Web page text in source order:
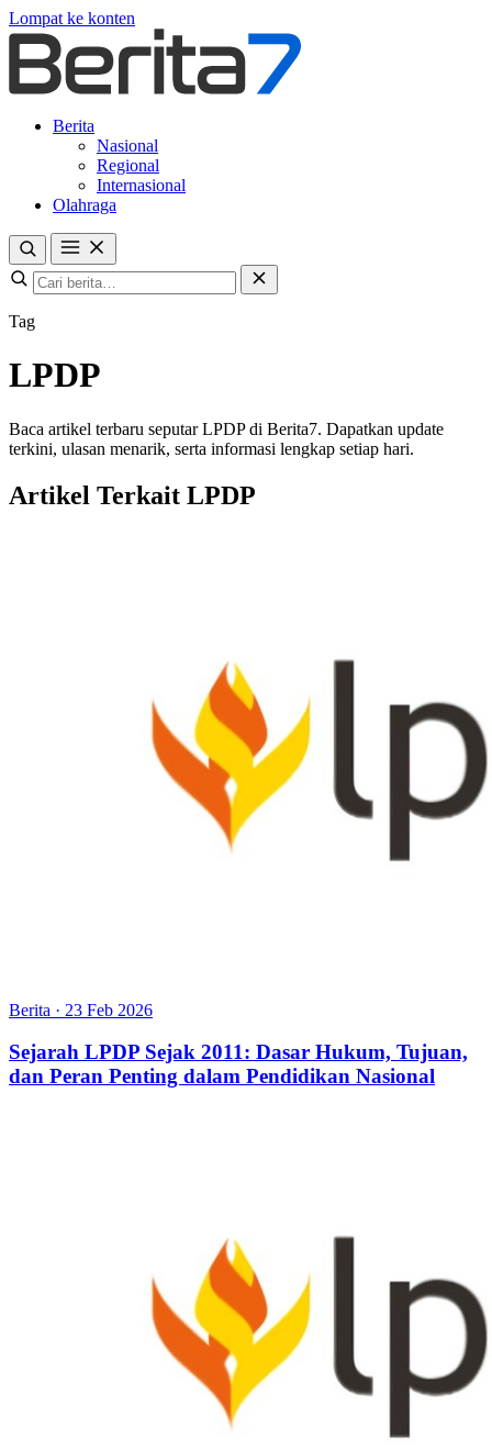
Lompat ke konten
Berita
Nasional
Regional
Internasional
Olahraga
Tag
LPDP
Baca artikel terbaru seputar LPDP di Berita7. Dapatkan update
terkini, ulasan menarik, serta informasi lengkap setiap hari.
Artikel Terkait LPDP
Berita · 23 Feb 2026
Sejarah LPDP Sejak 2011: Dasar Hukum, Tujuan,
dan Peran Penting dalam Pendidikan Nasional